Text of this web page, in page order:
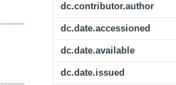
dc.contributor.author
dc.date.accessioned
dc.date.available
dc.date.issued